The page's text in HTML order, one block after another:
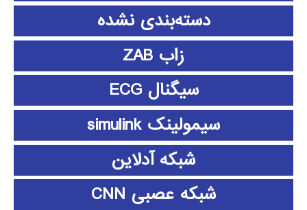
دسته‌بندی نشده
زاب ZAB
سیگنال ECG
سیمولینک simulink
شبکه آدلاین
شبکه عصبی CNN